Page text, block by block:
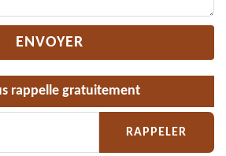
rappelle gratuitement